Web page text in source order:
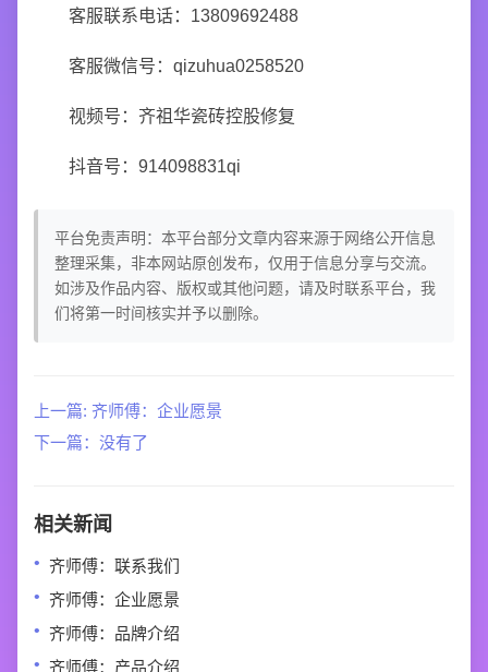
客服联系电话：13809692488
客服微信号：qizuhua0258520
视频号：齐祖华瓷砖控股修复
抖音号：914098831qi
平台免责声明：本平台部分文章内容来源于网络公开信息
整理采集，非本网站原创发布，仅用于信息分享与交流。
如涉及作品内容、版权或其他问题，请及时联系平台，我
们将第一时间核实并予以删除。
上一篇: 齐师傅：企业愿景
下一篇：没有了
相关新闻
齐师傅：联系我们
齐师傅：企业愿景
齐师傅：品牌介绍
齐师傅：产品介绍